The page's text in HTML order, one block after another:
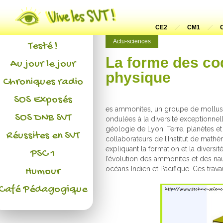
CE2 CM1
Actu-sciences
La forme des
physique
es ammonites, un groupe de
ondulées à la diversité
géologie de Lyon: Terre, planètes
collaborateurs de l’Institut de
expliquant la formation et la
l’évolution des ammonites et des
océans Indien et Pacifique. Ces
Actualités
L'association
Testé !
Au jour le jour
Chroniques radio
SOS Exposés
SOS DNB SVT
Réussites en SVT
PSC 1
Humour
Pédagogique